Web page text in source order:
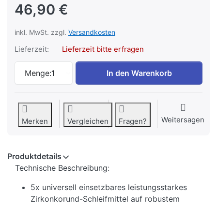
46,90 €
inkl. MwSt. zzgl. Versandkosten
Lieferzeit: Lieferzeit bitte erfragen
Menge:1
5x Zirkonkorund Gewebe Schleifband
In den Warenkorb
Merken Vergleichen Fragen? Weitersagen
Produktdetails
Technische Beschreibung:
5x universell einsetzbares leistungsstarkes
Zirkonkorund-Schleifmittel auf robustem